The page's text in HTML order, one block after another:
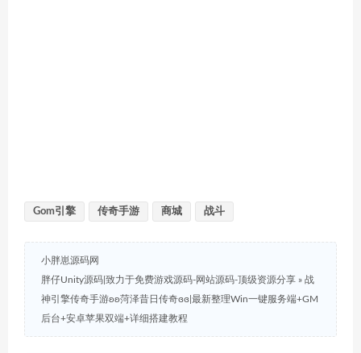
Gom引擎 传奇手游 商城 战斗
小胖崽源码网
胖仔Unity源码|致力于免费游戏源码-网站源码-顶级资源分享 » 战
神引擎传奇手游ʚʚ菏泽昔日传奇ɞɞ|最新整理Win一键服务端+GM
后台+安卓苹果双端+详细搭建教程